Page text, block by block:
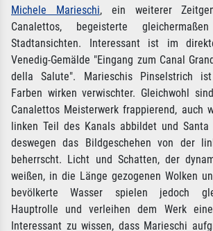
Michele Marieschi, ein weiterer
Canalettos, begeisterte
Stadtansichten. Interessant ist im
Venedig-Gemälde "Eingang zum Canal
della Salute". Marieschis Pinselstrich
Farben wirken verwischter. Gleichwohl
Canalettos Meisterwerk frappierend, auch
linken Teil des Kanals abbildet und
deswegen das Bildgeschehen von der
beherrscht. Licht und Schatten, der
weißen, in die Länge gezogenen Wolken
bevölkerte Wasser spielen jedoch
Hauptrolle und verleihen dem Werk
Interessant zu wissen, dass Marieschi